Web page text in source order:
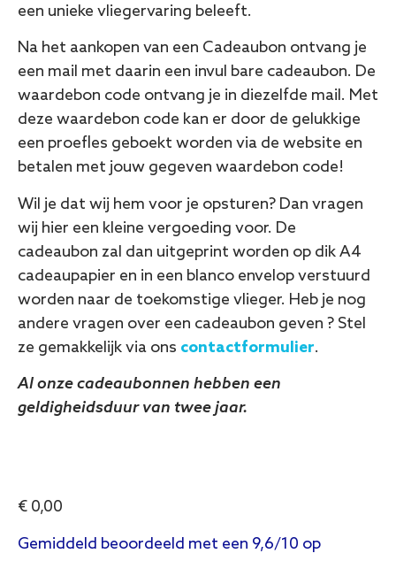
een unieke vliegervaring beleeft.
Na het aankopen van een Cadeaubon ontvang je
een mail met daarin een invul bare cadeaubon. De
waardebon code ontvang je in diezelfde mail. Met
deze waardebon code kan er door de gelukkige
een proefles geboekt worden via de website en
betalen met jouw gegeven waardebon code!
Wil je dat wij hem voor je opsturen? Dan vragen
wij hier een kleine vergoeding voor. De
cadeaubon zal dan uitgeprint worden op dik A4
cadeaupapier en in een blanco envelop verstuurd
worden naar de toekomstige vlieger. Heb je nog
andere vragen over een cadeaubon geven ? Stel
ze gemakkelijk via ons contactformulier.
Al onze cadeaubonnen hebben een
geldigheidsduur van twee jaar.
€ 0,00
Gemiddeld beoordeeld met een 9,6/10 op